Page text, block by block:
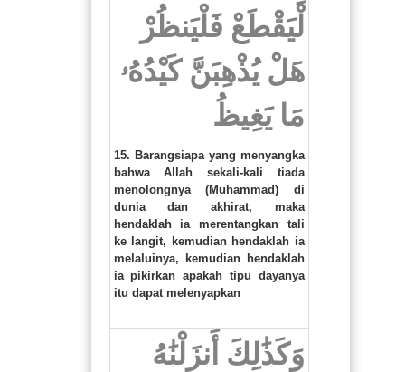
لْيَقْطَعْ فَلْيَنظُرْ
هَلْ يُذْهِبَنَّ كَيْدُهُۥ
مَا يَغِيظُ
15. Barangsiapa yang menyangka
bahwa Allah sekali-kali tiada
menolongnya (Muhammad) di
dunia dan akhirat, maka
hendaklah ia merentangkan tali
ke langit, kemudian hendaklah ia
melaluinya, kemudian hendaklah
ia pikirkan apakah tipu dayanya
itu dapat melenyapkan
وَكَذَٰلِكَ أَنزَلْنَٰهُ